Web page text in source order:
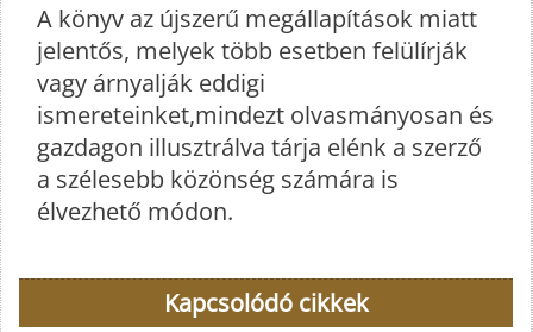
A könyv az újszerű megállapítások miatt
jelentős, melyek több esetben felülírják
vagy árnyalják eddigi
ismereteinket,mindezt olvasmányosan és
gazdagon illusztrálva tárja elénk a szerző
a szélesebb közönség számára is
élvezhető módon.
Kapcsolódó cikkek